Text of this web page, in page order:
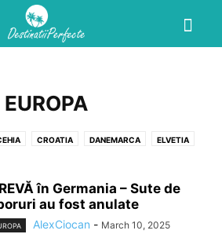
EUROPA
CROATIA DANEMARCA ELVETIA
NORVEGIA
SPANIA SUEDIA UNGARIA
în Germania – Sute de
au fost anulate
AlexCiocan - March 10, 2025